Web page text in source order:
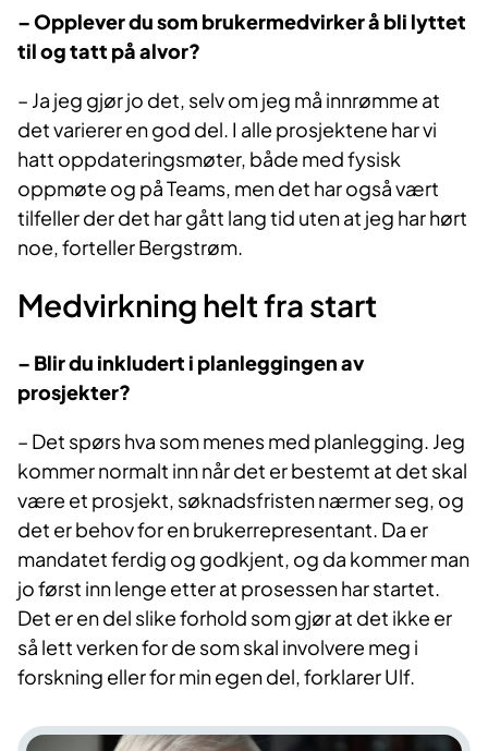
– Opplever du som brukermedvirker å bli lyttet
til og tatt på alvor?
– Ja jeg gjør jo det, selv om jeg må innrømme at
det varierer en god del. I alle prosjektene har vi
hatt oppdateringsmøter, både med fysisk
oppmøte og på Teams, men det har også vært
tilfeller der det har gått lang tid uten at jeg har hørt
noe, forteller Bergstrøm.
Medvirkning helt fra start
– Blir du inkludert i planleggingen av
prosjekter?
– Det spørs hva som menes med planlegging. Jeg
kommer normalt inn når det er bestemt at det skal
være et prosjekt, søknadsfristen nærmer seg, og
det er behov for en brukerrepresentant. Da er
mandatet ferdig og godkjent, og da kommer man
jo først inn lenge etter at prosessen har startet.
Det er en del slike forhold som gjør at det ikke er
så lett verken for de som skal involvere meg i
forskning eller for min egen del, forklarer Ulf.